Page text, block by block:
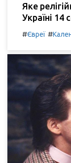
Яке
Україні 14
#Євреї #